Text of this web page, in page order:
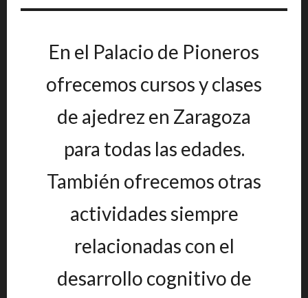
En el Palacio de Pioneros
ofrecemos cursos y clases
de ajedrez en Zaragoza
para todas las edades.
También ofrecemos otras
actividades siempre
relacionadas con el
desarrollo cognitivo de